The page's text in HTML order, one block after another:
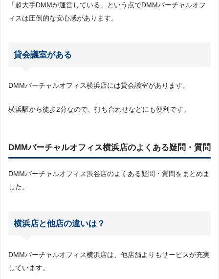
「超大手DMMが運営している」という点でDMMバーチャルオフ
ィスは圧倒的な安心感があります。
貸会議室がある
DMMバーチャルオフィス横浜店には貸会議室があります。
横浜駅から徒歩2分なので、打ち合わせなどにも便利です。
DMMバーチャルオフィス横浜店のよくある疑問・質問
DMMバーチャルオフィス渋谷店のよくある疑問・質問をまとめま
した。
横浜店と他店の違いは？
DMMバーチャルオフィス横浜店は、他店舗よりもサービスが充実
しています。